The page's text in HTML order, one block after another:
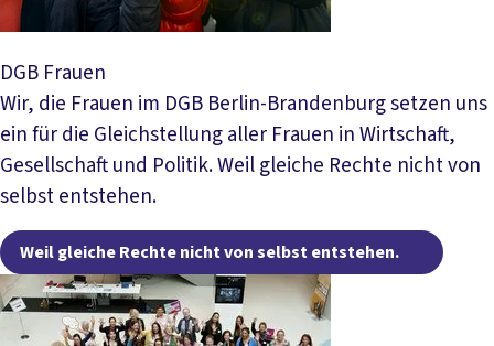
DGB Frauen
Wir, die Frauen im DGB Berlin-Brandenburg setzen uns
ein für die Gleichstellung aller Frauen in Wirtschaft,
Gesellschaft und Politik. Weil gleiche Rechte nicht von
selbst entstehen.
Weil gleiche Rechte nicht von selbst entstehen. Weil